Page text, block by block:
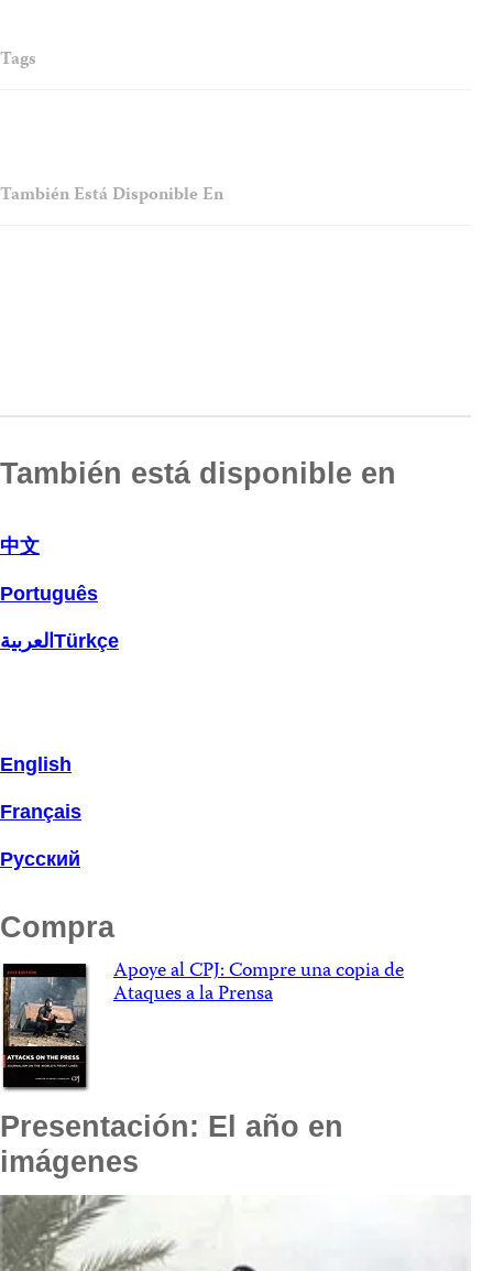
Tags
También Está Disponible En
También está disponible en
中文
Português
العربية Türkçe
English
Français
Русский
Compra
Apoye al CPJ: Compre una copia de
Ataques a la Prensa
Presentación: El año en
imágenes